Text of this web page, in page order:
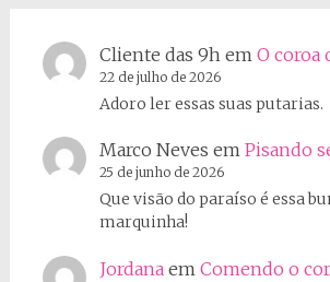
Cliente das 9h em O coroa
22 de julho de 2026
Adoro ler essas suas putarias.
Marco Neves em Pisando
25 de junho de 2026
Que visão do paraíso é essa
marquinha!
Jordanaem Comendo o